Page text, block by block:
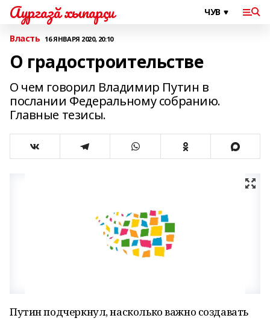
Аургазă хыпарçи
Власть 16 ЯНВАРЯ 2020, 20:10
О градостроительстве
О чем говорил Владимир Путин в
послании Федеральному собранию.
Главные тезисы.
Путин подчеркнул, насколько важно создавать